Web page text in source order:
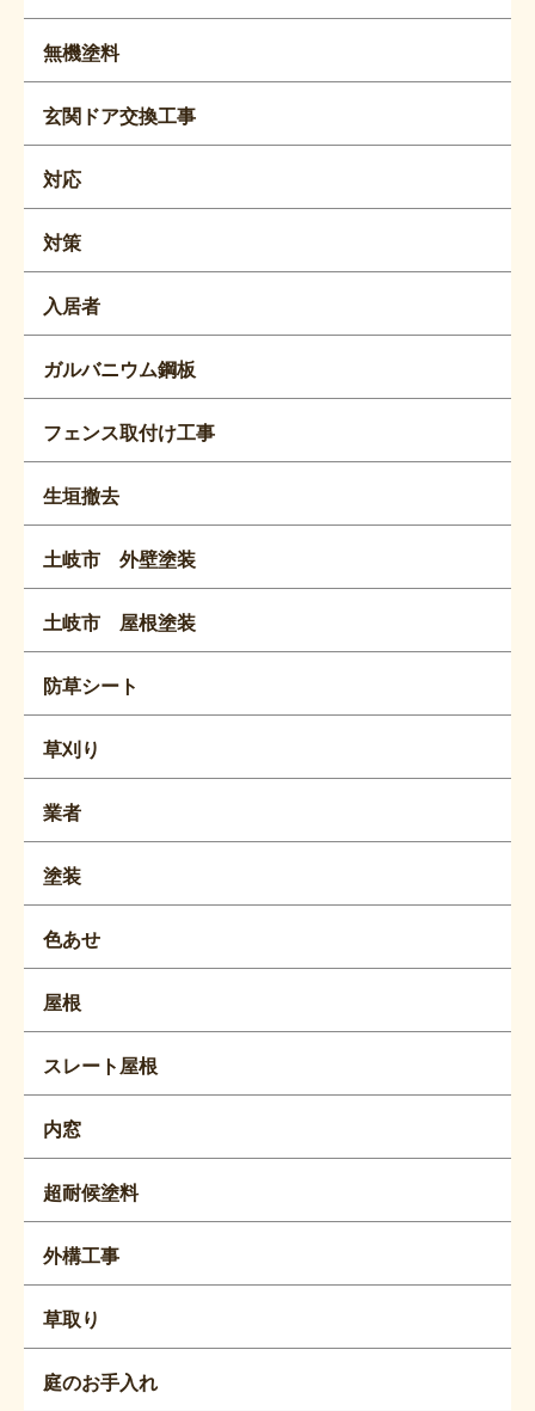
無機塗料
玄関ドア交換工事
対応
対策
入居者
ガルバニウム鋼板
フェンス取付け工事
生垣撤去
土岐市 外壁塗装
土岐市 屋根塗装
防草シート
草刈り
業者
塗装
色あせ
屋根
スレート屋根
内窓
超耐候塗料
外構工事
草取り
庭のお手入れ